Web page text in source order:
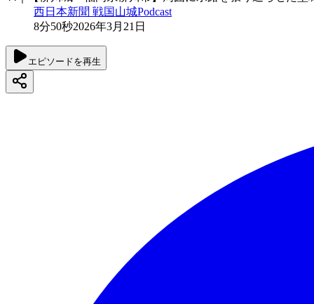
西日本新聞 戦国山城Podcast
8分50秒2026年3月21日
エピソードを再生